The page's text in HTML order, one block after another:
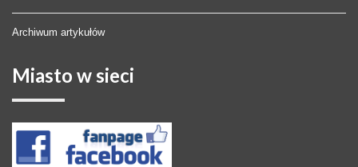
Archiwum artykułów
Miasto w sieci